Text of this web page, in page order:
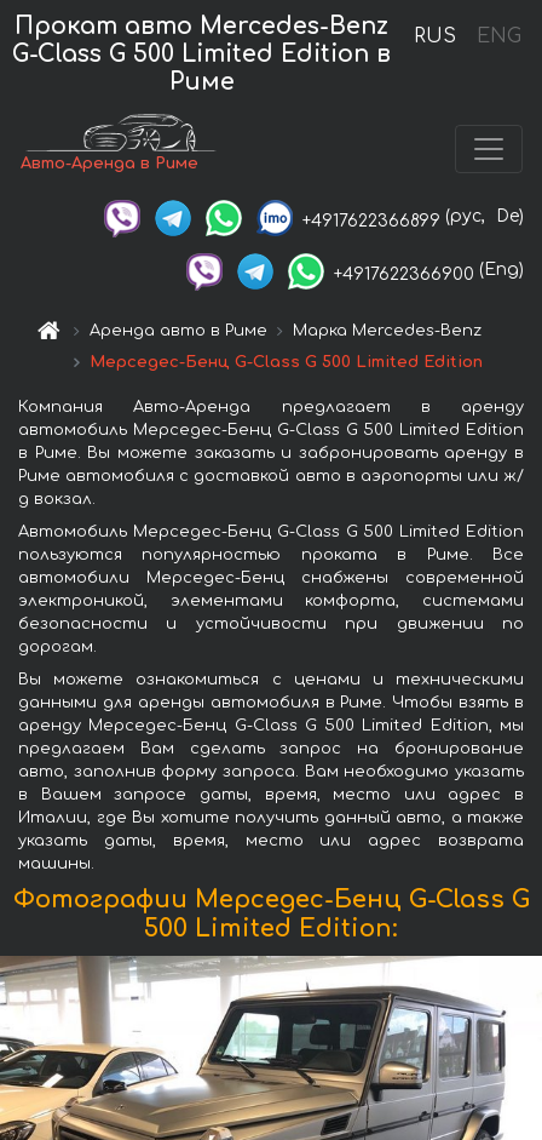
RUS ENG
Прокат авто Mercedes-Benz
G-Class G 500 Limited Edition в
Риме
Авто-Аренда в Риме
+4917622366899 (рус, De)
+4917622366900 (Eng)
Аренда авто в Риме
Марка Mercedes-Benz
Мерседес-Бенц G-Class G 500 Limited Edition
Компания Авто-Аренда предлагает в аренду
автомобиль Мерседес-Бенц G-Class G 500 Limited Edition
в Риме. Вы можете заказать и забронировать аренду в
Риме автомобиля с доставкой авто в аэропорты или ж/
д вокзал.
Автомобиль Мерседес-Бенц G-Class G 500 Limited Edition
пользуются популярностью проката в Риме. Все
автомобили Мерседес-Бенц снабжены современной
электроникой, элементами комфорта, системами
безопасности и устойчивости при движении по
дорогам.
Вы можете ознакомиться с ценами и техническими
данными для аренды автомобиля в Риме. Чтобы взять в
аренду Мерседес-Бенц G-Class G 500 Limited Edition, мы
предлагаем Вам сделать запрос на бронирование
авто, заполнив форму запроса. Вам необходимо указать
в Вашем запросе даты, время, место или адрес в
Италии, где Вы хотите получить данный авто, а также
указать даты, время, место или адрес возврата
машины.
Фотографии Мерседес-Бенц G-Class G
500 Limited Edition: